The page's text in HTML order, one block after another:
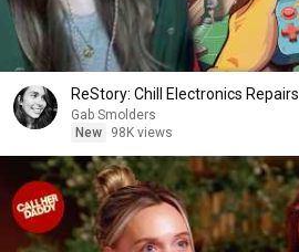
ReStory: Chill Electronics Repairs
Gab Smolders
New
98K views